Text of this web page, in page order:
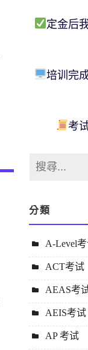
定金后
培训完
考
分類
A-Level
ACT考试
AEAS考
AEIS考试
AP 考试